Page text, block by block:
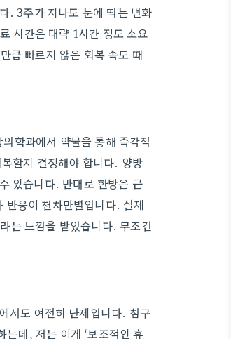
. 3주가 지나도 눈에 띄는 변화
시간은 대략 1시간 정도 소요
큼 빠르지 않은 회복 속도 때
학과에서 약물을 통해 즉각적
할지 결정해야 합니다. 양방
있습니다. 반대로 한방은 근
반응이 천차만별입니다. 실제
는 느낌을 받았습니다. 무조건
서도 여전히 난제입니다. 침구
데, 저는 이게 ‘보조적인 휴